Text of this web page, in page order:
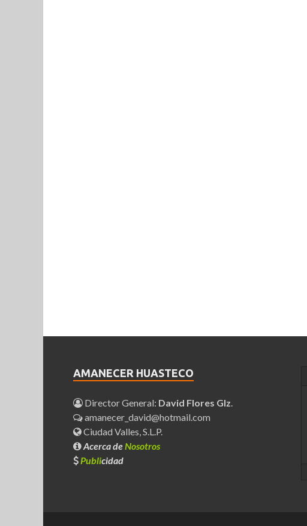
AMANECER HUASTECO
Director General: David Flores Glz.
amanecer_david@hotmail.com
Ciudad Valles, S.L.P.
Acerca deNosotros
Publicidad